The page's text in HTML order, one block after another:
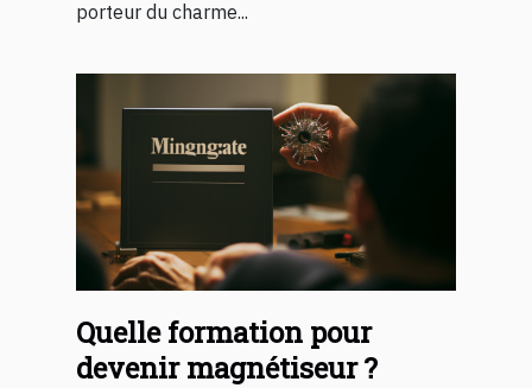
porteur du charme...
Quelle formation pour
devenir magnétiseur ?